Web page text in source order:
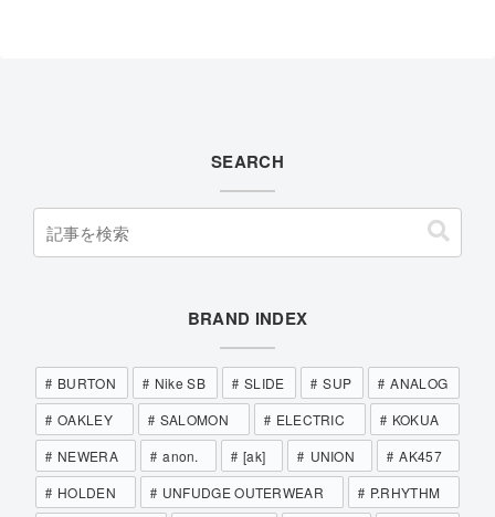
SEARCH
BRAND INDEX
BURTON Nike SB SLIDE SUP
ANALOG
OAKLEY
SALOMON ELECTRIC
KOKUA
NEWERA
anon. [ak] UNION
AK457
HOLDEN
UNFUDGE OUTERWEAR
P.RHYTHM